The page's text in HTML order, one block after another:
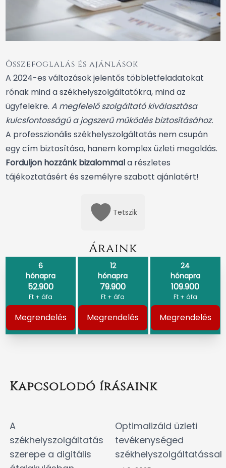
Összefoglalás és ajánlások
A 2024-es változások jelentős többletfeladatokat
rónak mind a székhelyszolgáltatókra, mind az
ügyfelekre. A megfelelő szolgáltató kiválasztása
kulcsfontosságú a jogszerű működés biztosításához.
A professzionális székhelyszolgáltatás nem csupán
egy cím biztosítása, hanem komplex üzleti megoldás.
Forduljon hozzánk bizalommala részletes
tájékoztatásért és személyre szabott ajánlatért!
Tetszik
Áraink
6
hónapra
52.900
Ft + áfa
Megrendelés
12
hónapra
79.900
Ft + áfa
Megrendelés
24
hónapra
109.900
Ft + áfa
Megrendelés
Kapcsolodó írásaink
A
székhelyszolgáltatás
szerepe a digitális
Optimalizáld üzleti
tevékenységed
székhelyszolgáltatással